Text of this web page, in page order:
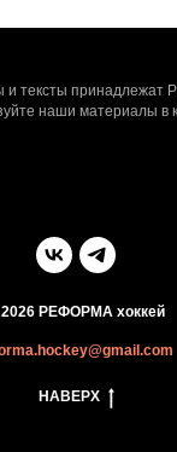
и тексты принадлежат
наши материалы в
РЕФОРМА хоккей
НАВЕРХ